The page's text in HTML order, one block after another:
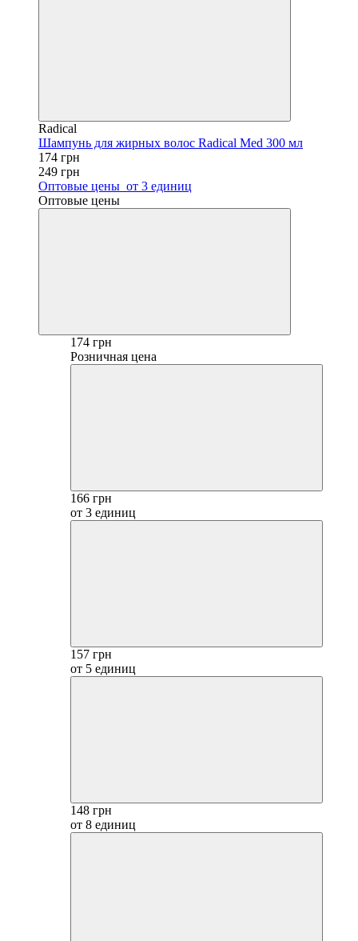
Radical
Шампунь для жирных волос Radical Med 300 мл
174 грн
249 грн
Оптовые цены от 3 единиц
Оптовые цены
174 грн
Розничная цена
166 грн
от 3 единиц
157 грн
от 5 единиц
148 грн
от 8 единиц